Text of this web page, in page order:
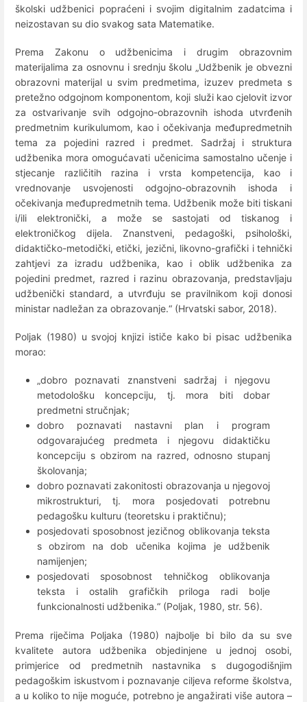
školski udžbenici popraćeni i svojim digitalnim zadatcima i
neizostavan su dio svakog sata Matematike.
Prema Zakonu o udžbenicima i drugim obrazovnim
materijalima za osnovnu i srednju školu „Udžbenik je obvezni
obrazovni materijal u svim predmetima, izuzev predmeta s
pretežno odgojnom komponentom, koji služi kao cjelovit izvor
za ostvarivanje svih odgojno-obrazovnih ishoda utvrđenih
predmetnim kurikulumom, kao i očekivanja međupredmetnih
tema za pojedini razred i predmet. Sadržaj i struktura
udžbenika mora omogućavati učenicima samostalno učenje i
stjecanje različitih razina i vrsta kompetencija, kao i
vrednovanje usvojenosti odgojno-obrazovnih ishoda i
očekivanja međupredmetnih tema. Udžbenik može biti tiskani
i/ili elektronički, a može se sastojati od tiskanog i
elektroničkog dijela. Znanstveni, pedagoški, psihološki,
didaktičko-metodički, etički, jezični, likovno-grafički i tehnički
zahtjevi za izradu udžbenika, kao i oblik udžbenika za
pojedini predmet, razred i razinu obrazovanja, predstavljaju
udžbenički standard, a utvrđuju se pravilnikom koji donosi
ministar nadležan za obrazovanje.“ (Hrvatski sabor, 2018).
Poljak (1980) u svojoj knjizi ističe kako bi pisac udžbenika
morao:
„dobro poznavati znanstveni sadržaj i njegovu
metodološku koncepciju, tj. mora biti dobar
predmetni stručnjak;
dobro poznavati nastavni plan i program
odgovarajućeg predmeta i njegovu didaktičku
koncepciju s obzirom na razred, odnosno stupanj
školovanja;
dobro poznavati zakonitosti obrazovanja u njegovoj
mikrostrukturi, tj. mora posjedovati potrebnu
pedagošku kulturu (teoretsku i praktičnu);
posjedovati sposobnost jezičnog oblikovanja teksta
s obzirom na dob učenika kojima je udžbenik
namijenjen;
posjedovati sposobnost tehničkog oblikovanja
teksta i ostalih grafičkih priloga radi bolje
funkcionalnosti udžbenika.“ (Poljak, 1980, str. 56).
Prema riječima Poljaka (1980) najbolje bi bilo da su sve
kvalitete autora udžbenika objedinjene u jednoj osobi,
primjerice od predmetnih nastavnika s dugogodišnjim
pedagoškim iskustvom i poznavanje ciljeva reforme školstva,
a u koliko to nije moguće, potrebno je angažirati više autora –